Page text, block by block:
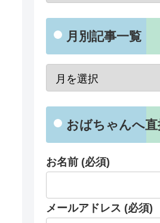
月別記事一覧
おばちゃんへ
お名前 (必須)
メールアドレス (必須)